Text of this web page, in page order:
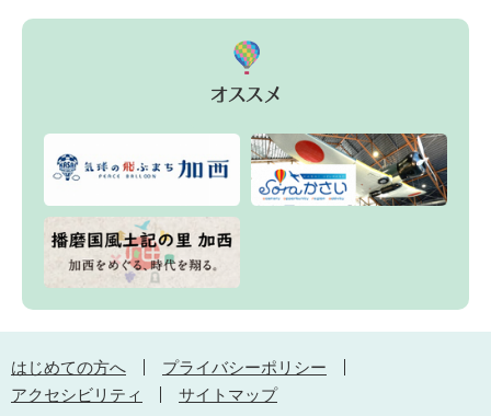
はじめての方へ
プライバシーポリシー
アクセシビリティ
サイトマップ